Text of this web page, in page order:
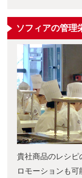
ソフィアの管理
貴社商品のレシ
ロモーションも可